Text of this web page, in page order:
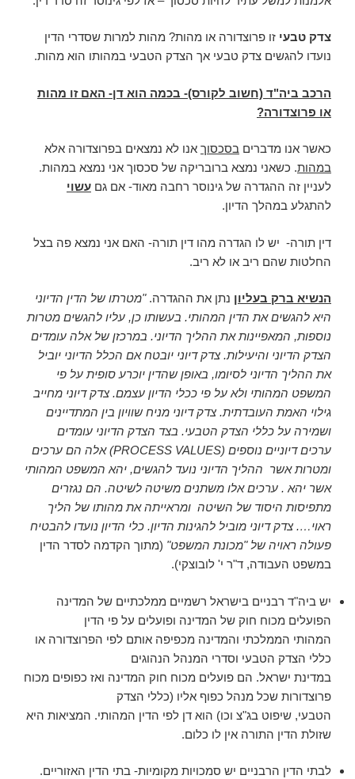
צדק טבעי זו פרוצדורה או מהות? מהות למרות שסדרי הדין
נועדו להגשים צדק טבעי אך הצדק הטבעי במהותו הוא מהות.
הרכב ביה"ד (חשוב לקורס)- בכמה הוא דן- האם זו מהות
או פרוצדורה?
כאשר אנו מדברים בסכסוך אנו לא נמצאים בפרוצדורה אלא
במהות. כשאני נמצא ברובריקה של סכסוך אני נמצא במהות.
לעניין זה ההגדרה של גינוסר רחבה מאוד- אם גם עשוי
להתגלע במהלך הדיון.
דין תורה- יש לו הגדרה מהו דין תורה- האם אני נמצא פה בצל
החלטות שהם ריב או לא ריב.
הנשיא ברק בעליון נתן את ההגדרה."מטרתו של הדין הדיוני
היא להגשים את הדין המהותי. בעשותו כן, עליו להגשים מטרות
נוספות, המאפיינות את ההליך הדיוני. במרכזן של אלה עומדים
הצדק הדיוני והיעילות. צדק דיוני יובטח אם הכלל הדיוני יוביל
את ההליך הדיוני לסיומו, באופן שהדין יוכרע סופית על פי
המשפט המהותי ולא על פי ככלי הדיון עצמם. צדק דיוני מחייב
גילוי האמת העובדתית. צדק דיוני מניח שוויון בין המתדיינים
ושמירה על כללי הצדק הטבעי. בצד הצדק הדיוני עומדים
ערכים דיוניים נוספים (PROCESS VALUES) אלה הם ערכים
ומטרות אשר ההליך הדיוני נועד להגשים, יהא המשפט המהותי
אשר יהא . ערכים אלו משתנים משיטה לשיטה. הם נגזרים
מתפיסות היסוד של השיטה ומראייתה את מהותו של הליך
ראוי…. צדק דיוני מוביל להגינות הדיון. כלי הדיון נועדו להבטיח
פעולה ראויה של "מכונת המשפט" (מתוך הקדמה לסדר הדין
במשפט העבודה, ד"ר י' לובוצקי).
יש ביה"ד רבניים בישראל רשמיים ממלכתיים של המדינה
הפועלים מכוח חוק של המדינה ופועלים על פי הדין
המהותי הממלכתי והמדינה מכפיפה אותם לפי הפרוצדורה או
כללי הצדק הטבעי וסדרי המנהל הנהוגים
במדינת ישראל. הם פועלים מכוח חוק המדינה ואז כפופים מכוח
פרוצדורות שכל מנהל כפוף אליו (כללי הצדק
הטבעי, שיפוט בג"צ וכו) הוא דן לפי הדין המהותי. המציאות היא
שזולת הדין התורה אין לו כלום.
לבתי הדין הרבניים יש סמכויות מקומיות- בתי הדין האזוריים.